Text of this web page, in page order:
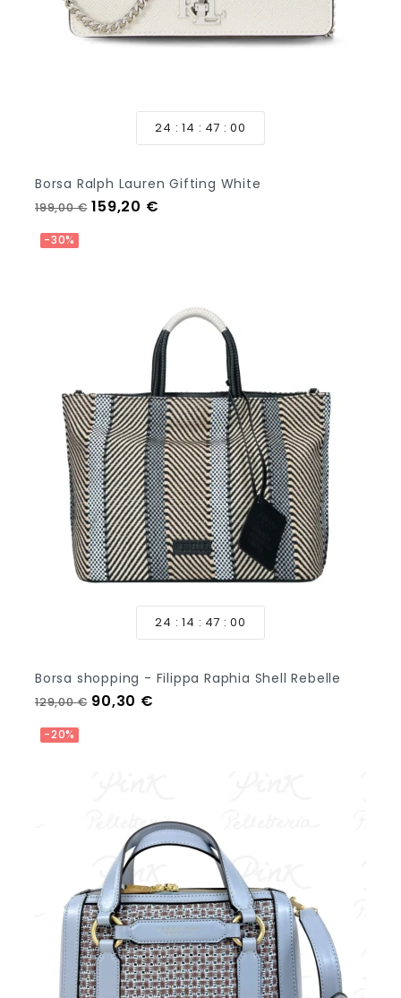
24 14 46 58
Borsa Ralph Lauren Gifting White
Prezzo regolare
199,00 € Prezzo
159,20 €
-30%
24 14 46 58
Borsa shopping - Filippa Raphia Shell Rebelle
Prezzo regolare
129,00 € Prezzo
90,30 €
-20%